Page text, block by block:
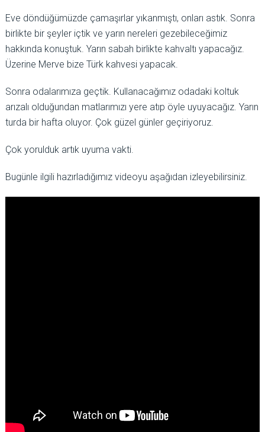
Eve döndüğümüzde çamaşırlar yıkanmıştı, onları astık. Sonra
birlikte bir şeyler içtik ve yarın nereleri gezebileceğimiz
hakkında konuştuk. Yarın sabah birlikte kahvaltı yapacağız.
Üzerine Merve bize Türk kahvesi yapacak.
Sonra odalarımıza geçtik. Kullanacağımız odadaki koltuk
arızalı olduğundan matlarımızı yere atıp öyle uyuyacağız. Yarın
turda bir hafta oluyor. Çok güzel günler geçiriyoruz.
Çok yorulduk artık uyuma vakti.
Bugünle ilgili hazırladığımız videoyu aşağıdan izleyebilirsiniz.